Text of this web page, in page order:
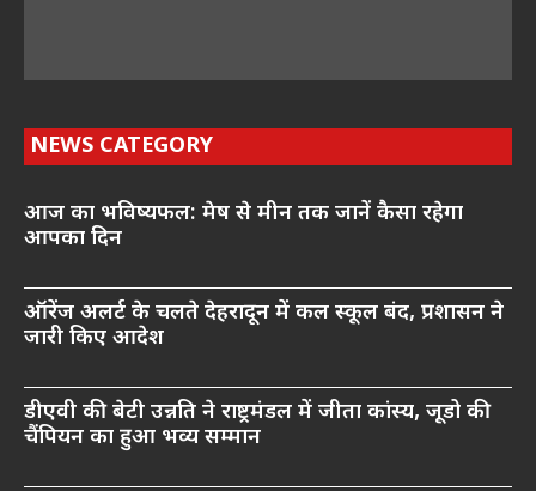
NEWS CATEGORY
आज का भविष्यफल: मेष से मीन तक जानें कैसा रहेगा
आपका दिन
ऑरेंज अलर्ट के चलते देहरादून में कल स्कूल बंद, प्रशासन ने
जारी किए आदेश
डीएवी की बेटी उन्नति ने राष्ट्रमंडल में जीता कांस्य, जूडो की
चैंपियन का हुआ भव्य सम्मान